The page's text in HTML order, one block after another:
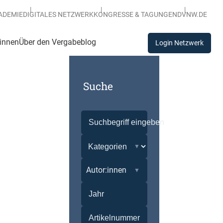
DIGITALES NETZWERKKONGRESSE & TAGUNGENDVNW.DE
Über den Vergabeblog Login Netzwerk
Suche
Autor:innen